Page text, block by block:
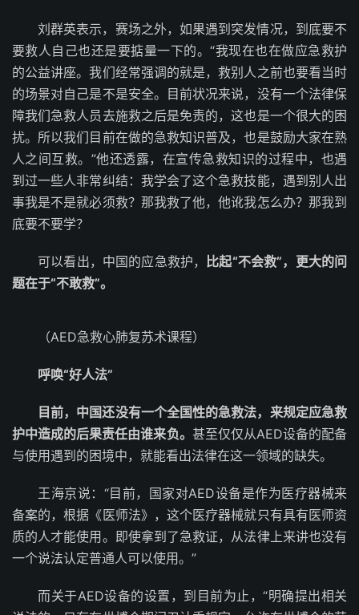
刘群英表示，赛场之外，如果遇到突发情况，到底要不
要救人自己也还是要掂量一下的。“我现在也在做应急救护
的公益讲座。我们经常强调的就是，救别人之前也要看当时
的场景对自己是不是安全。目前状况来说，没有一个法律保
障我们急救人员去施救之后是免责的，这也是一个很大的困
扰。所以我们目前在做的急救知识普及，也是鼓励大家在熟
人之间互救。”他还透露，在宣传急救知识的过程中，也遇
到过一些人非常纠结：我学会了这个急救技能，遇到别人出
事我是不是就必须救？那我救了他，他讹我怎么办？那我到
底要不要学？
可以看出，中国的应急救护， 比起“不会救”，更大的问
题在于“不敢救”。
（AED急救心肺复苏术课程）
呼唤“好人法”
目前，中国还没有一个全国性的急救法，来规定应急救
护中造成的后果责任由谁来负。 甚至仅仅从AED设备的配备
与使用遇到的困境中，就能看出法律在这一领域的缺失。
王海京说：“目前，国家对AED设备是作为医疗器械来
备案的，根据《医师法》，这个医疗器械就只有具有医师资
质的人才能使用。即使拿到了急救证，从法律上来讲也没有
一个说法认定普通人可以使用。”
而关于AED设备的设置，到目前为止，“明确提出相关